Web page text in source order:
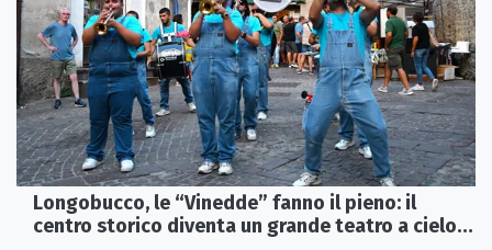
Longobucco, le “Vinedde” fanno il pieno: il
centro storico diventa un grande teatro a cielo